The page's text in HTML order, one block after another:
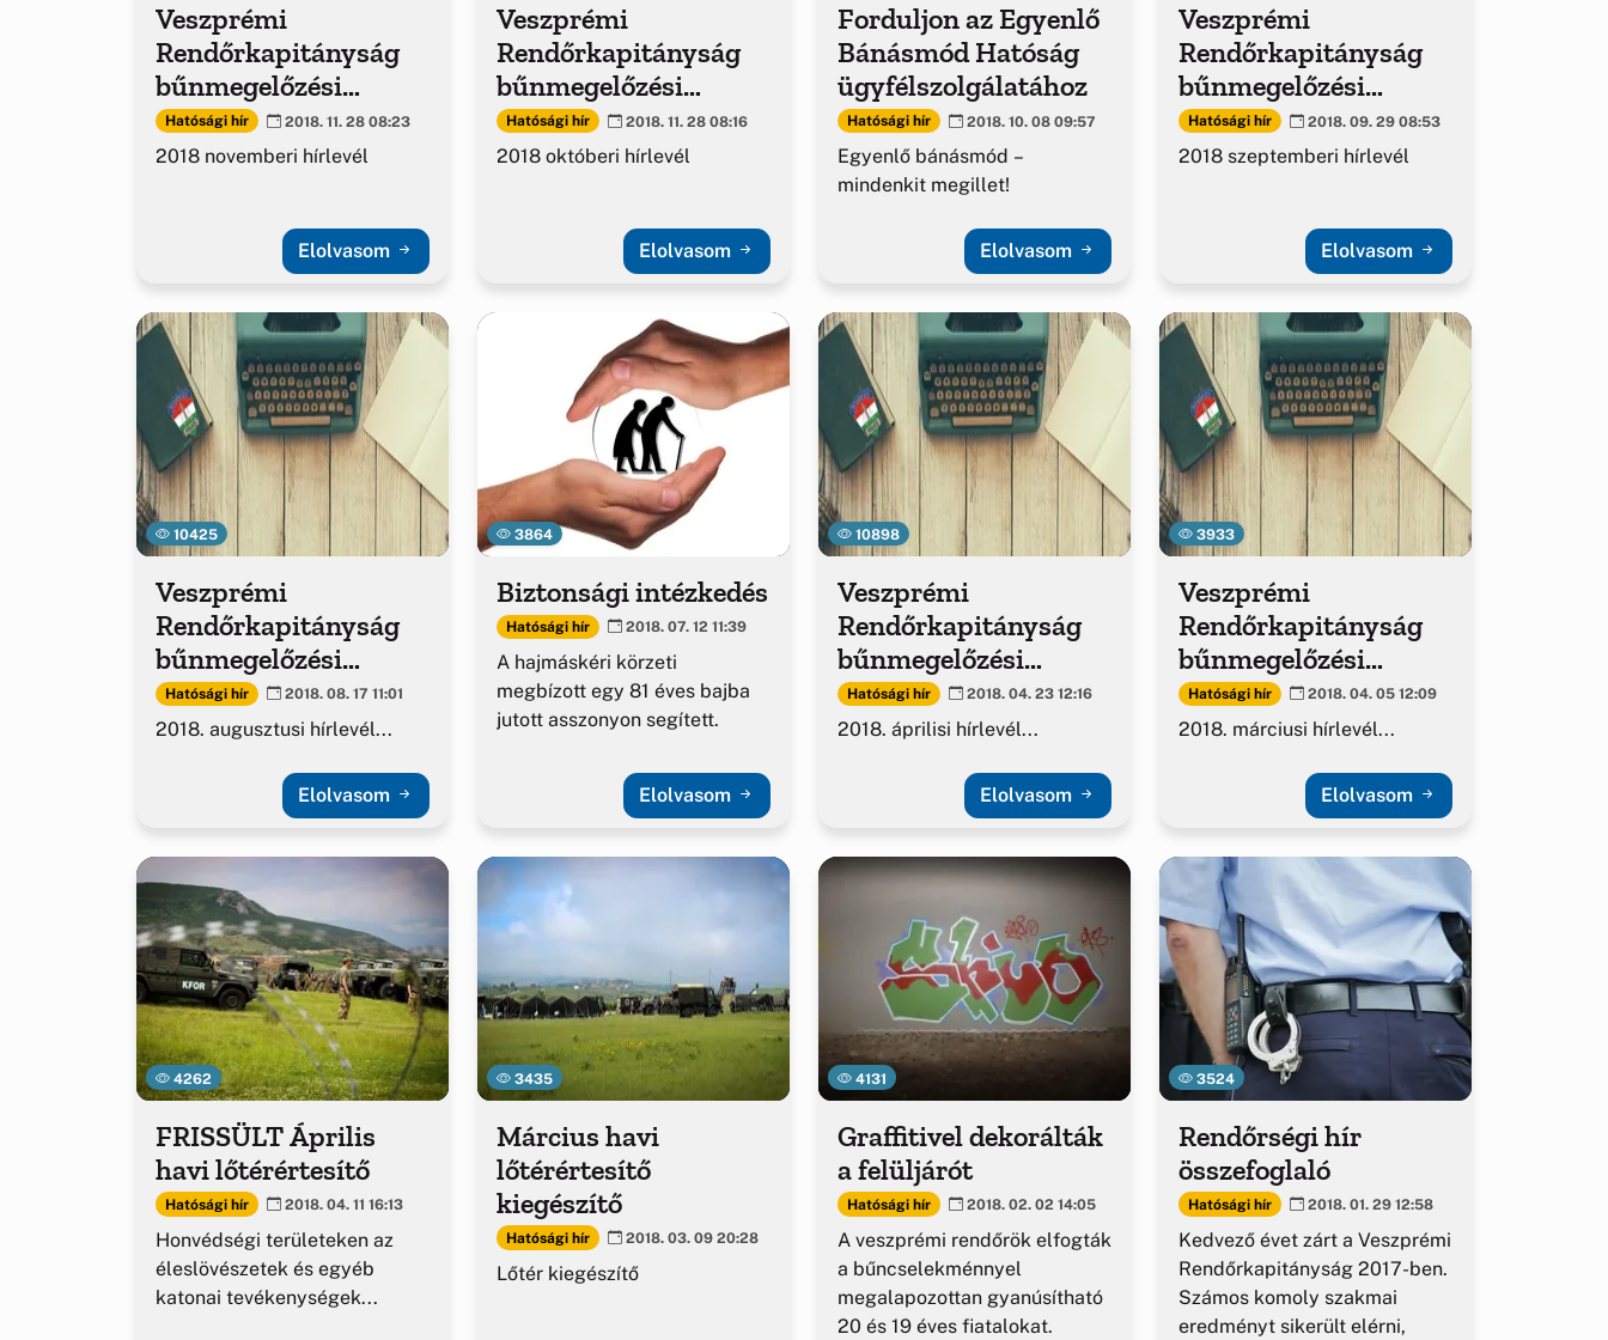
Veszprémi
Rendőrkapitányság
bűnmegelőzési
hírlevél
Hatósági hír 2018. 11. 28 08:23
2018 novemberi hírlevél
Elolvasom
Veszprémi
Rendőrkapitányság
bűnmegelőzési
hírlevél
Hatósági hír 2018. 11. 28 08:16
2018 októberi hírlevél
Elolvasom
Forduljon az Egyenlő
Bánásmód Hatóság
ügyfélszolgálatához
Hatósági hír 2018. 10. 08 09:57
Egyenlő bánásmód –
mindenkit megillet!
Elolvasom
Veszprémi
Rendőrkapitányság
bűnmegelőzési
hírlevél
Hatósági hír 2018. 09. 29 08:53
2018 szeptemberi hírlevél
Elolvasom
10425
Veszprémi
Rendőrkapitányság
bűnmegelőzési
hírlevél
Hatósági hír 2018. 08. 17 11:01
2018. augusztusi hírlevél...
Elolvasom
3864
Biztonsági intézkedés
Hatósági hír 2018. 07. 12 11:39
A hajmáskéri körzeti
megbízott egy 81 éves bajba
jutott asszonyon segített.
Elolvasom
10898
Veszprémi
Rendőrkapitányság
bűnmegelőzési
hírlevél
Hatósági hír 2018. 04. 23 12:16
2018. áprilisi hírlevél...
Elolvasom
3933
Veszprémi
Rendőrkapitányság
bűnmegelőzési
hírlevél
Hatósági hír 2018. 04. 05 12:09
2018. márciusi hírlevél...
Elolvasom
4262
FRISSÜLT Április
havi lőtérértesítő
Hatósági hír 2018. 04. 11 16:13
Honvédségi területeken az
éleslövészetek és egyéb
katonai tevékenységek...
3435
Március havi
lőtérértesítő
kiegészítő
Hatósági hír 2018. 03. 09 20:28
Lőtér kiegészítő
4131
Graffitivel dekorálták
a felüljárót
Hatósági hír 2018. 02. 02 14:05
A veszprémi rendőrök elfogták
a bűncselekménnyel
megalapozottan gyanúsítható
20 és 19 éves fiatalokat.
3524
Rendőrségi hír
összefoglaló
Hatósági hír 2018. 01. 29 12:58
Kedvező évet zárt a Veszprémi
Rendőrkapitányság 2017-ben.
Számos komoly szakmai
eredményt sikerült elérni,